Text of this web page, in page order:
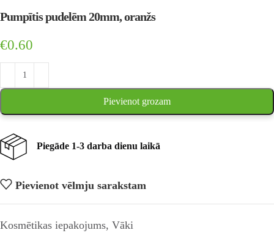
Pumpītis pudelēm 20mm, oranžs
€0.60
Pievienot grozam
Piegāde 1-3 darba dienu laikā
Pievienot vēlmju sarakstam
Kosmētikas iepakojums, Vāki